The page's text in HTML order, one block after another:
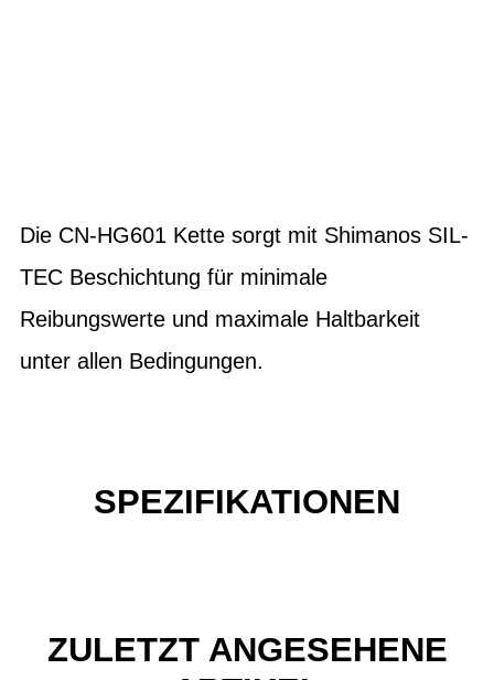
Die CN-HG601 Kette sorgt mit Shimanos SIL-
TEC Beschichtung für minimale
Reibungswerte und maximale Haltbarkeit
unter allen Bedingungen.
SPEZIFIKATIONEN
ZULETZT ANGESEHENE